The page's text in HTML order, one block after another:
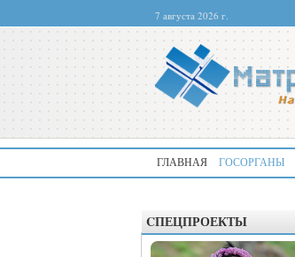
7 августа 2026 г.
ГЛАВНАЯ ГОСОРГАНЫ
CПЕЦПРОЕКТЫ